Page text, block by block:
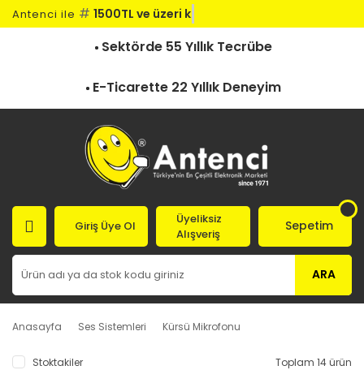
Antenci ile # 1500TL ve üzeri kar
Sektörde 55 Yıllık Tecrübe
E-Ticarette 22 Yıllık Deneyim
ARA
Giriş Üye Ol
Üyeliksiz
Alışveriş
Sepetim
Anasayfa Ses Sistemleri Kürsü Mikrofonu
Stoktakiler Toplam 14 ürün